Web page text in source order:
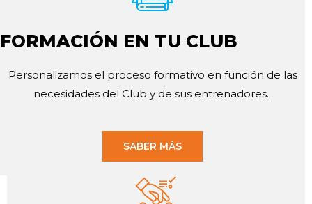
FORMACIÓN EN TU CLUB
Personalizamos el proceso formativo en función de las
necesidades del Club y de sus entrenadores.
SABER MÁS